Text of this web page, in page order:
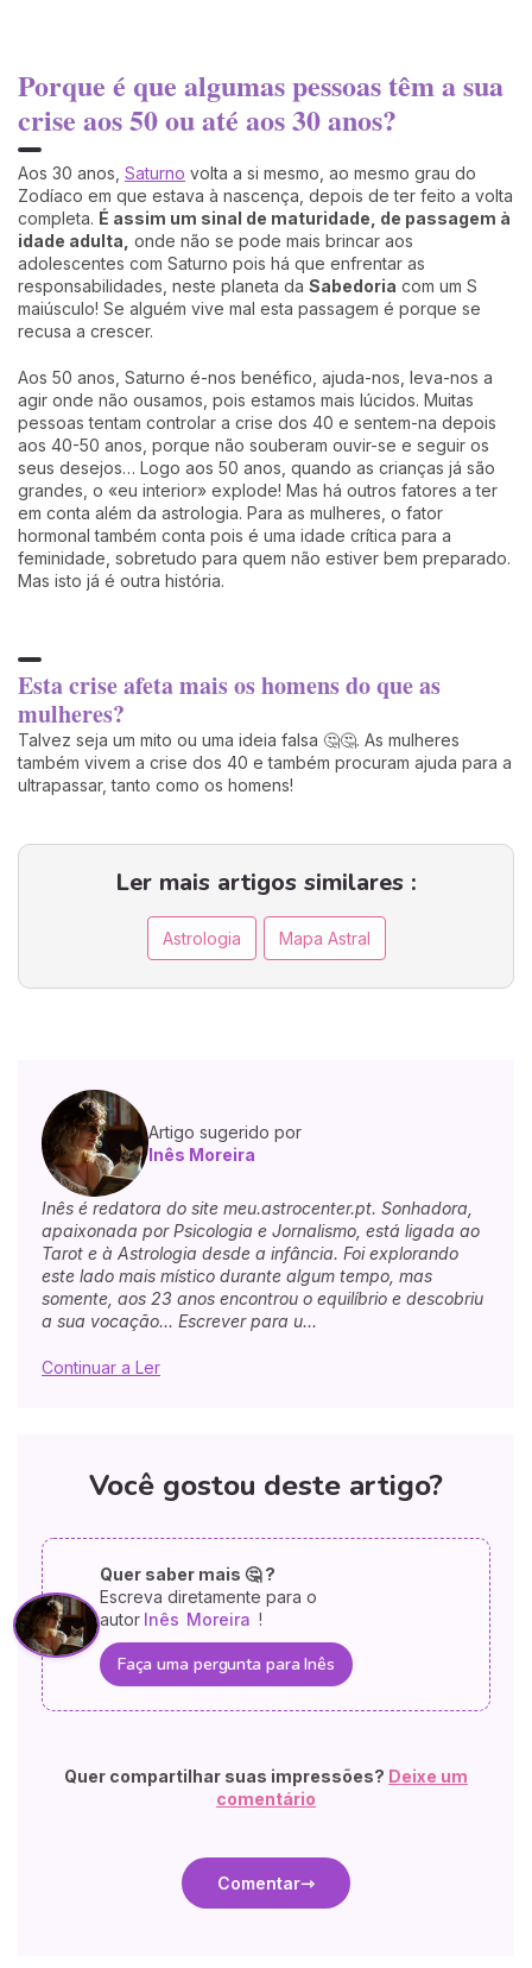
Porque é que algumas pessoas têm a sua
crise aos 50 ou até aos 30 anos?
Aos 30 anos, Saturno volta a si mesmo, ao mesmo grau do
Zodíaco em que estava à nascença, depois de ter feito a volta
completa. É assim um sinal de maturidade, de passagem à
idade adulta, onde não se pode mais brincar aos
adolescentes com Saturno pois há que enfrentar as
responsabilidades, neste planeta da Sabedoria com um S
maiúsculo! Se alguém vive mal esta passagem é porque se
recusa a crescer.
Aos 50 anos, Saturno é-nos benéfico, ajuda-nos, leva-nos a
agir onde não ousamos, pois estamos mais lúcidos. Muitas
pessoas tentam controlar a crise dos 40 e sentem-na depois
aos 40-50 anos, porque não souberam ouvir-se e seguir os
seus desejos… Logo aos 50 anos, quando as crianças já são
grandes, o «eu interior» explode! Mas há outros fatores a ter
em conta além da astrologia. Para as mulheres, o fator
hormonal também conta pois é uma idade crítica para a
feminidade, sobretudo para quem não estiver bem preparado.
Mas isto já é outra história.
Esta crise afeta mais os homens do que as
mulheres?
Talvez seja um mito ou uma ideia falsa 🤔🤔. As mulheres
também vivem a crise dos 40 e também procuram ajuda para a
ultrapassar, tanto como os homens!
Ler mais artigos similares :
Astrologia Mapa Astral
Artigo sugerido por
Inês Moreira
Inês é redatora do site meu.astrocenter.pt. Sonhadora,
apaixonada por Psicologia e Jornalismo, está ligada ao
Tarot e à Astrologia desde a infância. Foi explorando
este lado mais místico durante algum tempo, mas
somente, aos 23 anos encontrou o equilíbrio e descobriu
a sua vocação... Escrever para u...
Continuar a Ler
Você gostou deste artigo?
Quer saber mais 🤔 ?
Escreva diretamente para o
autor Inês Moreira !
Faça uma pergunta para Inês
Quer compartilhar suas impressões? Deixe um
comentário
Comentar